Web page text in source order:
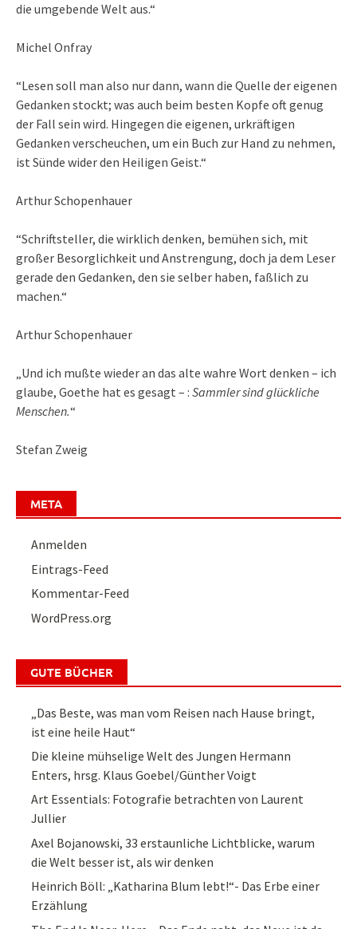
die umgebende Welt aus.“
Michel Onfray
“Lesen soll man also nur dann, wann die Quelle der eigenen
Gedanken stockt; was auch beim besten Kopfe oft genug
der Fall sein wird. Hingegen die eigenen, urkräftigen
Gedanken verscheuchen, um ein Buch zur Hand zu nehmen,
ist Sünde wider den Heiligen Geist.“
Arthur Schopenhauer
“Schriftsteller, die wirklich denken, bemühen sich, mit
großer Besorglichkeit und Anstrengung, doch ja dem Leser
gerade den Gedanken, den sie selber haben, faßlich zu
machen.“
Arthur Schopenhauer
„Und ich mußte wieder an das alte wahre Wort denken – ich
glaube, Goethe hat es gesagt – : Sammler sind glückliche
Menschen.“
Stefan Zweig
META
Anmelden
Eintrags-Feed
Kommentar-Feed
WordPress.org
GUTE BÜCHER
„Das Beste, was man vom Reisen nach Hause bringt,
ist eine heile Haut“
Die kleine mühselige Welt des Jungen Hermann
Enters, hrsg. Klaus Goebel/Günther Voigt
Art Essentials: Fotografie betrachten von Laurent
Jullier
Axel Bojanowski, 33 erstaunliche Lichtblicke, warum
die Welt besser ist, als wir denken
Heinrich Böll: „Katharina Blum lebt!“- Das Erbe einer
Erzählung